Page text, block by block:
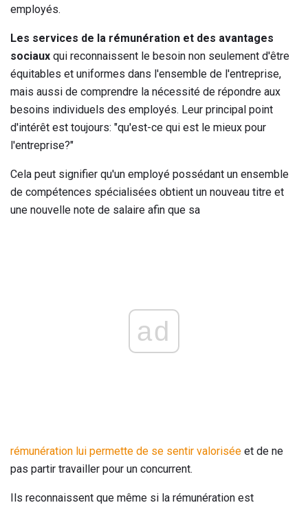
employés.
Les services de la rémunération et des avantages
sociaux qui reconnaissent le besoin non seulement d'être
équitables et uniformes dans l'ensemble de l'entreprise,
mais aussi de comprendre la nécessité de répondre aux
besoins individuels des employés. Leur principal point
d'intérêt est toujours: "qu'est-ce qui est le mieux pour
l'entreprise?"
Cela peut signifier qu'un employé possédant un ensemble
de compétences spécialisées obtient un nouveau titre et
une nouvelle note de salaire afin que sa
ad
rémunération lui permette de se sentir valorisée et de ne
pas partir travailler pour un concurrent.
Ils reconnaissent que même si la rémunération est